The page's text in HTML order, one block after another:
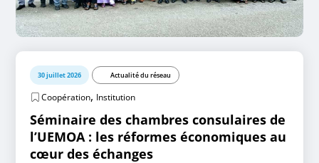
30 juillet 2026 Actualité du réseau
Coopération, Institution
Séminaire des chambres consulaires de
l’UEMOA : les réformes économiques au
cœur des échanges